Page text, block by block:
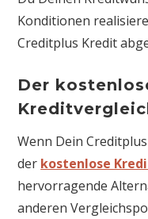
Konditionen
Creditplus Kredit
Der
Wenn Dein
der kostenlose
hervorragende
anderen